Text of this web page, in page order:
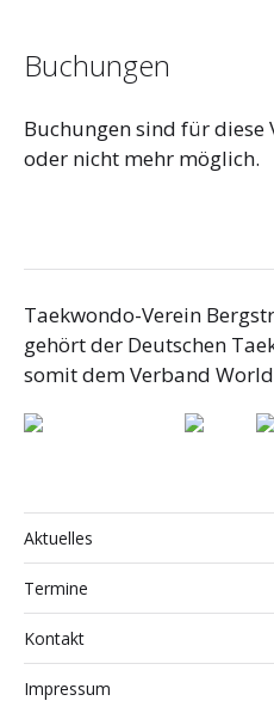
Buchungen
Buchungen sind für
oder nicht mehr möglich.
Taekwondo-Verein
gehört der Deutschen
somit dem Verband
Aktuelles
Termine
Kontakt
Impressum